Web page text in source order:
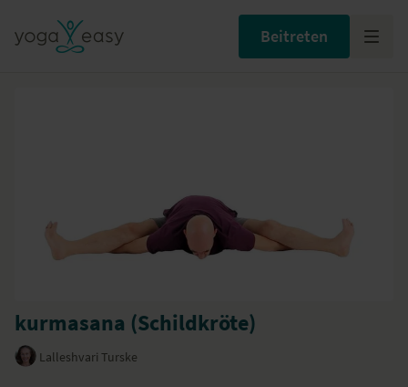
Beitreten
kurmasana (Schildkröte)
Lalleshvari Turske